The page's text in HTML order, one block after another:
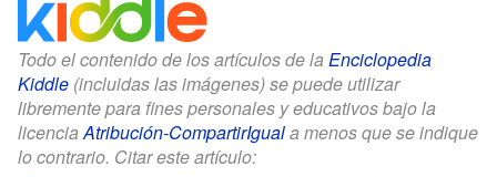
Todo el contenido de los artículos de la Enciclopedia
Kiddle (incluidas las imágenes) se puede utilizar
libremente para fines personales y educativos bajo la
licenciaAtribución-CompartirIguala menos que se indique
lo contrario. Citar este artículo: